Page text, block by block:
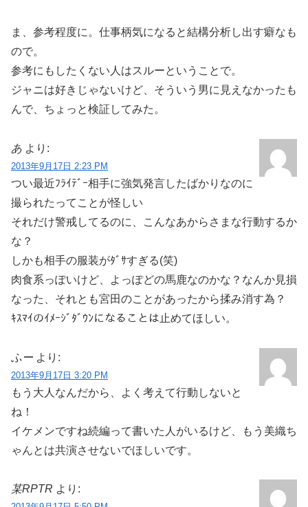
ま、参考程度に。仕事柄気になると結構分析し出す癖なも
ので。
参考にもしたくない人はスルーということで。
ジャニは好きじゃないけど、そういう男に見えなかったも
んで、ちょっと検証してみた。
あ より:
2013年9月17日 2:23 PM
つい最近ﾌﾗｲﾃﾞｰ相手に強気発言したばかりなのに
撮られたってことが怪しい
それだけ警戒してるのに、こんなあからさまな行動するか
な？
しかも相手の服装がﾀﾞｻすぎる(笑)
肉食系っぽいけど、よっぽどの馬鹿なのかな？なんか見損
なった、それとも宮田のことがあったから揉み消す為？
ｷｽﾏｲのｲﾒｰｼﾞﾀﾞｳﾝになることは止めてほしい。
ふー より:
2013年9月17日 3:20 PM
もう大人なんだから、よく考えて行動しないと
ね！
イケメンですね続編って書いた人がいるけど、もう美織ち
ゃんとは共演させないでほしいです。
某​R​P​T​R より: